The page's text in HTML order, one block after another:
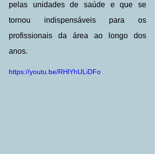
pelas unidades de saúde e que se
tornou indispensáveis para os
profissionais da área ao longo dos
anos.
https://youtu.be/RHlYhULiDFo